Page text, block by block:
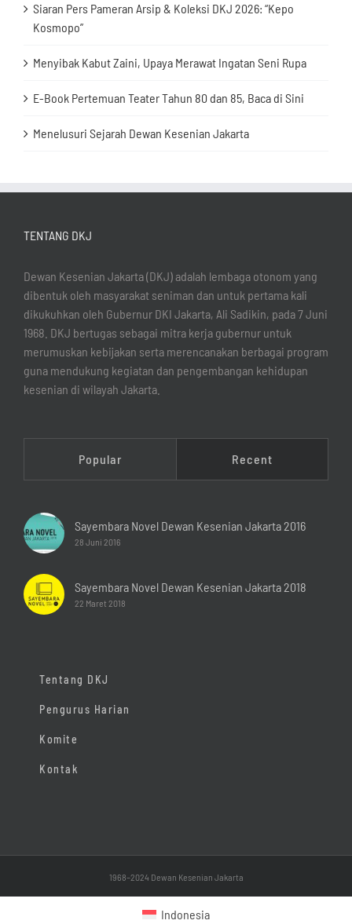
Siaran Pers Pameran Arsip & Koleksi DKJ 2026: “Kepo
Kosmopo”
Menyibak Kabut Zaini, Upaya Merawat Ingatan Seni Rupa
E-Book Pertemuan Teater Tahun 80 dan 85, Baca di Sini
Menelusuri Sejarah Dewan Kesenian Jakarta
TENTANG DKJ
Dewan Kesenian Jakarta (DKJ) adalah lembaga otonom yang
dibentuk oleh masyarakat seniman dan untuk pertama kali
dikukuhkan oleh Gubernur DKI Jakarta, Ali Sadikin, pada 7 Juni
1968. DKJ bertugas sebagai mitra kerja gubernur untuk
merumuskan kebijakan serta merencanakan berbagai program
guna mendukung kegiatan dan pengembangan kehidupan
kesenian di wilayah Jakarta.
Popular Recent
Sayembara Novel Dewan Kesenian Jakarta 2016
28 Juni 2016
Sayembara Novel Dewan Kesenian Jakarta 2018
22 Maret 2018
Tentang DKJ
Pengurus Harian
Komite
Kontak
1968–2024 Dewan Kesenian Jakarta
Indonesia